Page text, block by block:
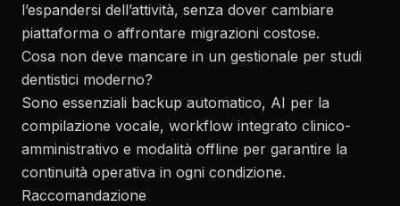
l’espandersi dell’attività, senza dover cambiare
piattaforma o affrontare migrazioni costose.
Cosa non deve mancare in un gestionale per studi
dentistici moderno?
Sono essenziali backup automatico, AI per la
compilazione vocale, workflow integrato clinico-
amministrativo e modalità offline per garantire la
continuità operativa in ogni condizione.
Raccomandazione